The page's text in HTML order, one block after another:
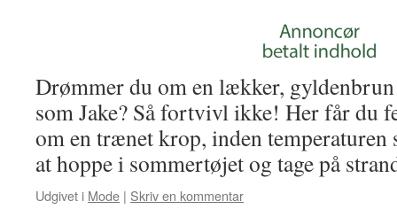
Drømmer du om en lækker,
som Jake? Så fortvivl ikke! Her får du
om en trænet krop, inden
at hoppe i sommertøjet og tage på
Udgivet i Mode | Skriv en kommentar